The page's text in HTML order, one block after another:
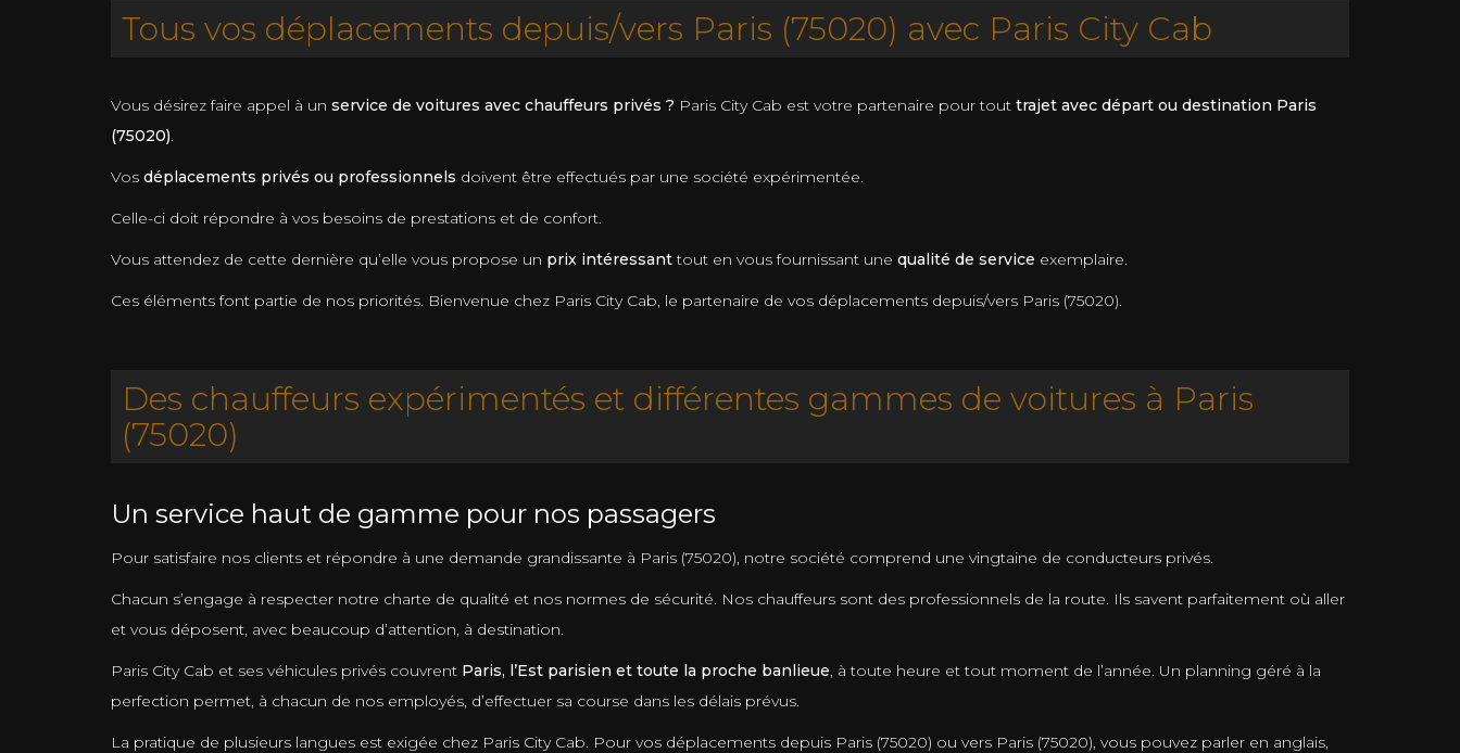
Tous vos déplacements depuis/vers Paris (75020) avec Paris City Cab
Vous désirez faire appel à un service de voitures avec chauffeurs privés ? Paris City Cab est votre partenaire pour tout trajet avec départ ou destination Paris
(75020).
Vos déplacements privés ou professionnels doivent être effectués par une société expérimentée.
Celle-ci doit répondre à vos besoins de prestations et de confort.
Vous attendez de cette dernière qu’elle vous propose un prix intéressanttout en vous fournissant une qualité de service exemplaire.
Ces éléments font partie de nos priorités. Bienvenue chez Paris City Cab, le partenaire de vos déplacements depuis/vers Paris (75020).
Des chauffeurs expérimentés et différentes gammes de voitures à Paris
(75020)
Un service haut de gamme pour nos passagers
Pour satisfaire nos clients et répondre à une demande grandissante à Paris (75020), notre société comprend une vingtaine de conducteurs privés.
Chacun s’engage à respecter notre charte de qualité et nos normes de sécurité. Nos chauffeurs sont des professionnels de la route. Ils savent parfaitement où aller
et vous déposent, avec beaucoup d’attention, à destination.
Paris City Cab et ses véhicules privés couvrent Paris, l’Est parisien et toute la proche banlieue, à toute heure et tout moment de l’année. Un planning géré à la
perfection permet, à chacun de nos employés, d’effectuer sa course dans les délais prévus.
La pratique de plusieurs langues est exigée chez Paris City Cab. Pour vos déplacements depuis Paris (75020) ou vers Paris (75020), vous pouvez parler en anglais,